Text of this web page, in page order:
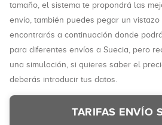
tamaño, el sistema te propondrá las
envío, también puedes pegar un
encontrarás a continuación donde
para diferentes envíos a Suecia, pero
una simulación, si quieres saber el
deberás introducir tus datos.
TARIFAS ENVÍO